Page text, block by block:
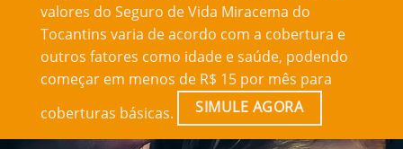
valores do Seguro de Vida Miracema do
Tocantins varia de acordo com a cobertura e
outros fatores como idade e saúde, podendo
começar em menos de R$ 15 por mês para
coberturas básicas.
SIMULE AGORA